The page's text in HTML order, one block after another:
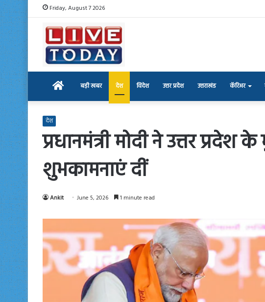
Friday, August 7 2026
Home बड़ी खबर देश विदेश उत्तर प्रदेश उत्तराखंड कॅरिअर
देश
प्रधानमंत्री मोदी ने उत्तर
शुभकामनाएं दीं
Ankit June 5, 2026 1 minute read